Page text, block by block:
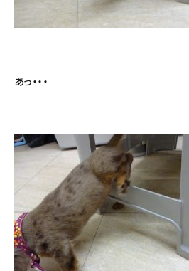
あっ・・・